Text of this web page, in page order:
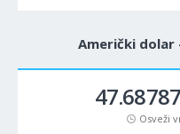
Američki dolar
47.68787
Osveži